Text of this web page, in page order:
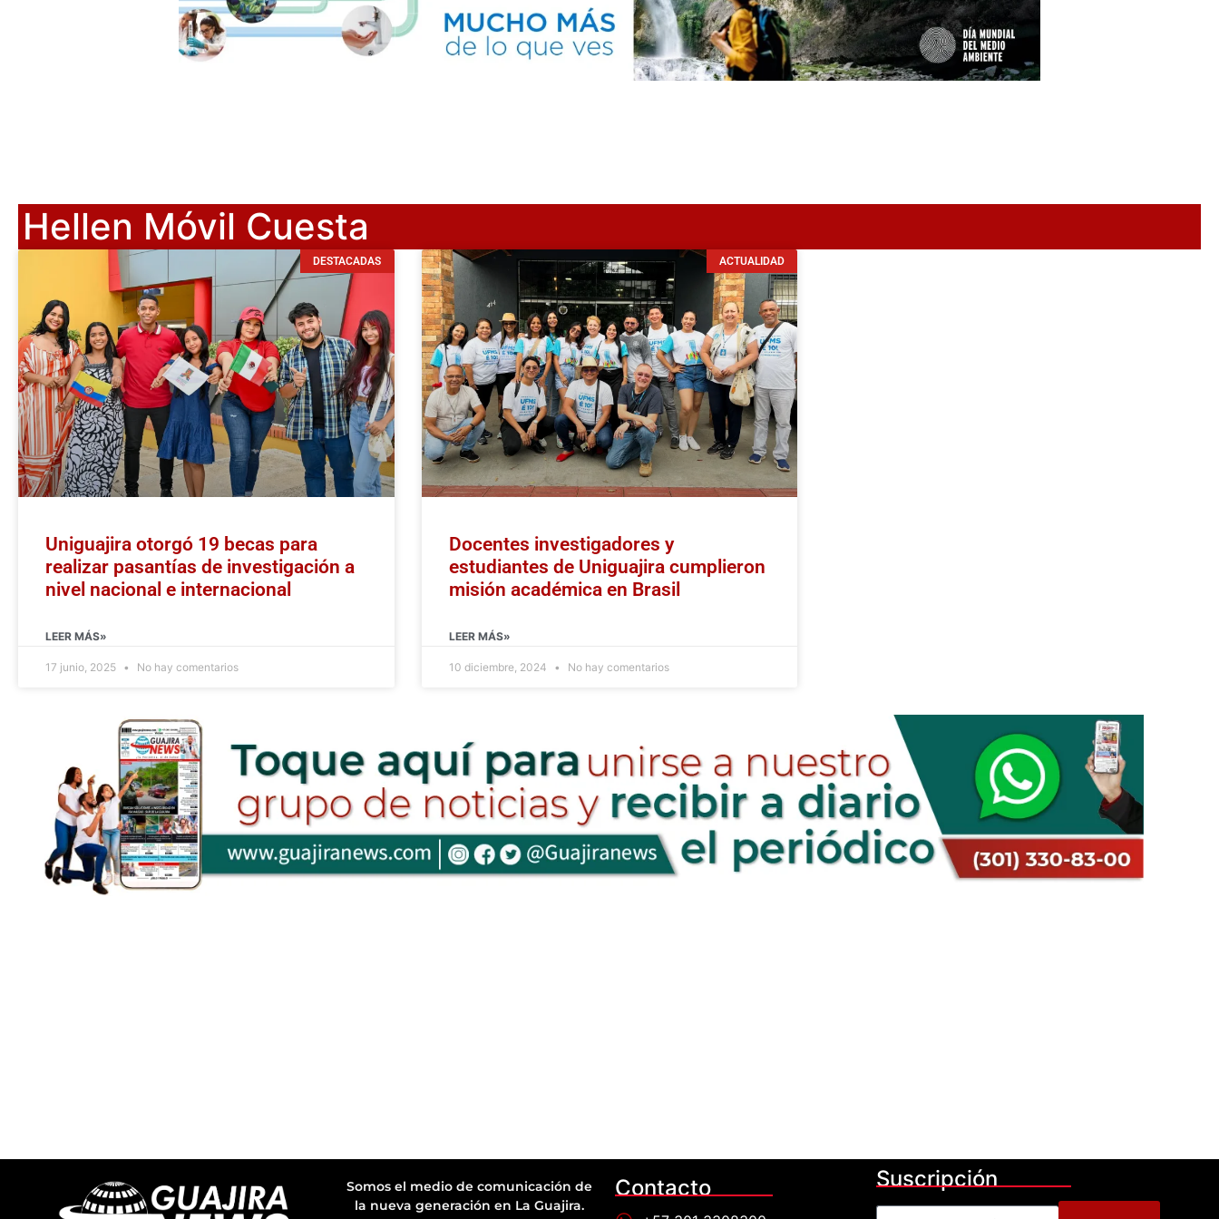
Hellen Móvil Cuesta
DESTACADAS
Uniguajira otorgó 19 becas para
realizar pasantías de investigación a
nivel nacional e internacional
LEER MÁS»
17 junio, 2025 No hay comentarios
ACTUALIDAD
Docentes investigadores y
estudiantes de Uniguajira cumplieron
misión académica en Brasil
LEER MÁS»
10 diciembre, 2024 No hay comentarios
Somos el medio de comunicación de
la nueva generación en La Guajira.
Contacto Suscripción